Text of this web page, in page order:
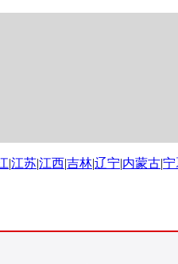
|江苏|江西|吉林|辽宁|内蒙古|宁